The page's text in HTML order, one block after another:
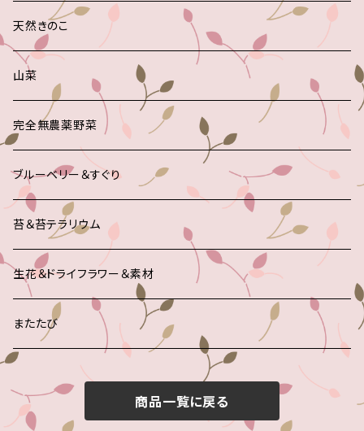
天然きのこ
山菜
完全無農薬野菜
ブルーベリー＆すぐり
苔＆苔テラリウム
生花＆ドライフラワー＆素材
またたび
商品一覧に戻る